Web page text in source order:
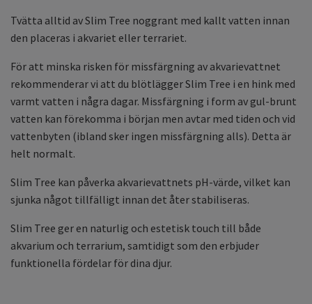
Tvätta alltid av Slim Tree noggrant med kallt vatten innan
den placeras i akvariet eller terrariet.
För att minska risken för missfärgning av akvarievattnet
rekommenderar vi att du blötlägger Slim Tree i en hink med
varmt vatten i några dagar. Missfärgning i form av gul-brunt
vatten kan förekomma i början men avtar med tiden och vid
vattenbyten (ibland sker ingen missfärgning alls). Detta är
helt normalt.
Slim Tree kan påverka akvarievattnets pH-värde, vilket kan
sjunka något tillfälligt innan det åter stabiliseras.
Slim Tree ger en naturlig och estetisk touch till både
akvarium och terrarium, samtidigt som den erbjuder
funktionella fördelar för dina djur.